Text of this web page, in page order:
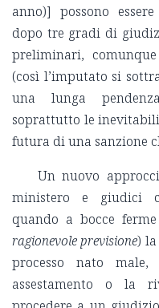
anno)] possono
dopo tre gradi di
preliminari,
(così l’imputato si
una lunga
soprattutto le
futura di una sanzione
Un nuovo
ministero e giudici
quando a bocce
ragionevole previsione)
processo nato male,
assestamento o la